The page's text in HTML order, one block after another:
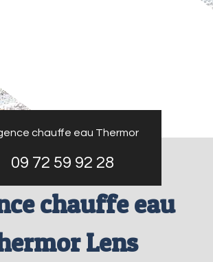
chauffe eau Thermor
09 72 59 92 28
chauffe eau
Lens